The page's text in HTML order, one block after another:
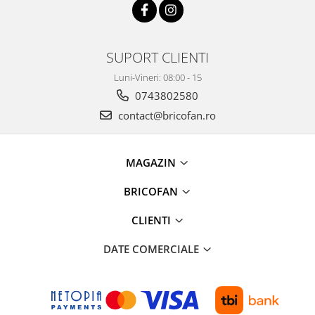
Masini tocat carne electrice
Pahare / Sticle cu Pai / Cani termos
Stații încărcare vehicule electrice
Compresoare auto si pompe
SUPORT CLIENTI
Luni-Vineri: 08:00 - 15
0743802580
contact@bricofan.ro
MAGAZIN
BRICOFAN
CLIENTI
DATE COMERCIALE